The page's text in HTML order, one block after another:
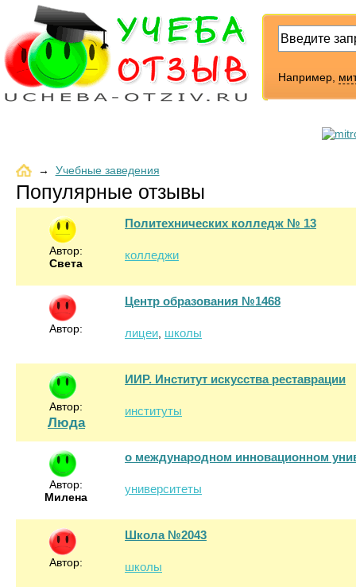
Например,
→ Учебные заведения
Популярные отзывы
Автор:
Света
Политехнических колледж № 13
колледжи
Автор:
Центр образования №1468
лицеи школы
Автор:
Люда
ИИР. Институт искусства реставрации
институты
Автор:
Милена
о международном инновационном
университеты
Автор:
Школа №2043
школы